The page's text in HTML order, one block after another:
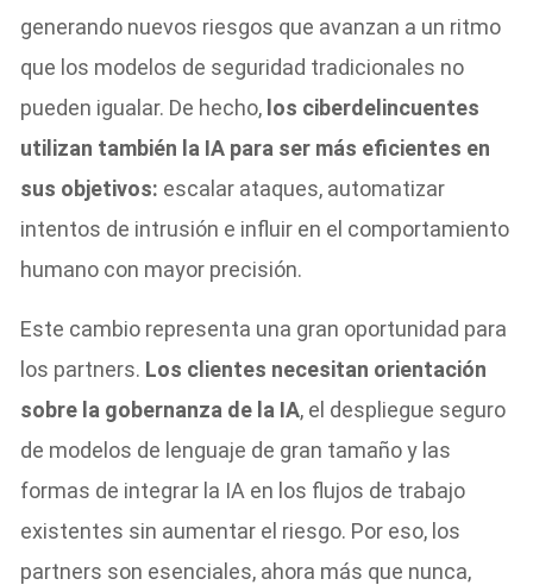
generando nuevos riesgos que avanzan a un ritmo
que los modelos de seguridad tradicionales no
pueden igualar. De hecho, los ciberdelincuentes
utilizan también la IA para ser más eficientes en
sus objetivos: escalar ataques, automatizar
intentos de intrusión e influir en el comportamiento
humano con mayor precisión.
Este cambio representa una gran oportunidad para
los partners. Los clientes necesitan orientación
sobre la gobernanza de la IA, el despliegue seguro
de modelos de lenguaje de gran tamaño y las
formas de integrar la IA en los flujos de trabajo
existentes sin aumentar el riesgo. Por eso, los
partners son esenciales, ahora más que nunca,